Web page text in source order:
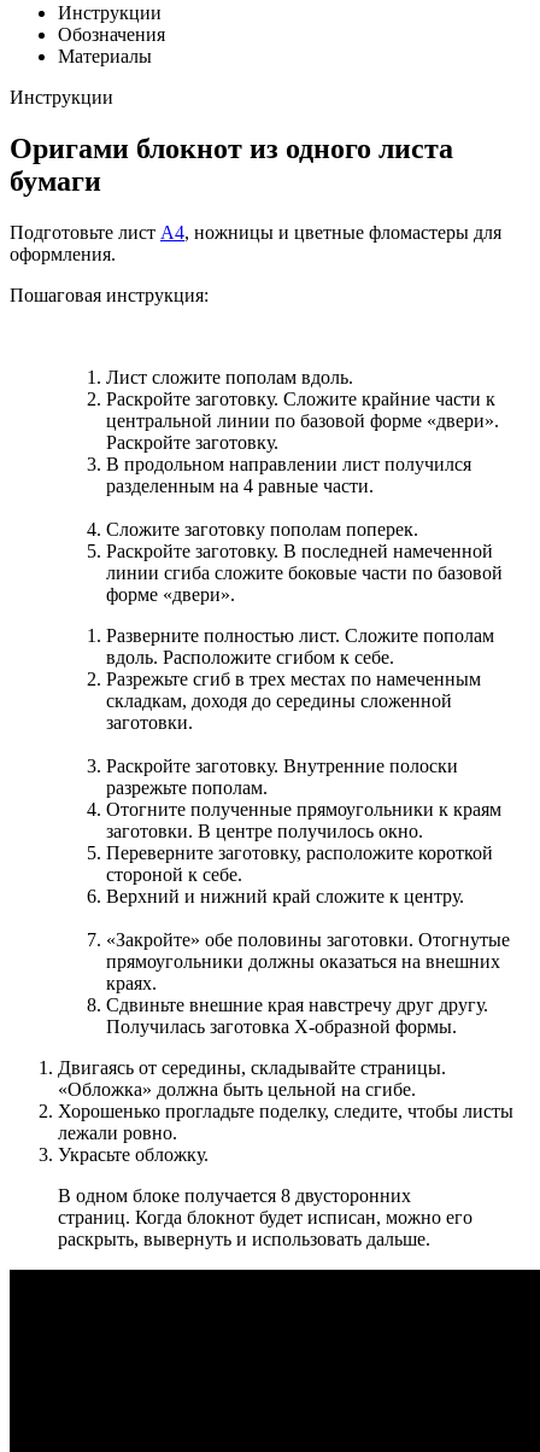
Инструкции
Обозначения
Материалы
Инструкции
Оригами блокнот из одного листа
бумаги
Подготовьте лист А4, ножницы и цветные фломастеры для
оформления.
Пошаговая инструкция:
Лист сложите пополам вдоль.
Раскройте заготовку. Сложите крайние части к
центральной линии по базовой форме «двери».
Раскройте заготовку.
В продольном направлении лист получился
разделенным на 4 равные части.
Сложите заготовку пополам поперек.
Раскройте заготовку. В последней намеченной
линии сгиба сложите боковые части по базовой
форме «двери».
Разверните полностью лист. Сложите пополам
вдоль. Расположите сгибом к себе.
Разрежьте сгиб в трех местах по намеченным
складкам, доходя до середины сложенной
заготовки.
Раскройте заготовку. Внутренние полоски
разрежьте пополам.
Отогните полученные прямоугольники к краям
заготовки. В центре получилось окно.
Переверните заготовку, расположите короткой
стороной к себе.
Верхний и нижний край сложите к центру.
«Закройте» обе половины заготовки. Отогнутые
прямоугольники должны оказаться на внешних
краях.
Сдвиньте внешние края навстречу друг другу.
Получилась заготовка Х-образной формы.
Двигаясь от середины, складывайте страницы.
«Обложка» должна быть цельной на сгибе.
Хорошенько прогладьте поделку, следите, чтобы листы
лежали ровно.
Украсьте обложку.
В одном блоке получается 8 двусторонних
страниц. Когда блокнот будет исписан, можно его
раскрыть, вывернуть и использовать дальше.